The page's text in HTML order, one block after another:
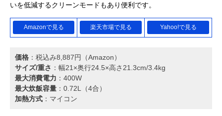
いを低減するクリーンモードもあり便利です。
Amazonで見る 楽天市場で見る Yahoo!で見る
価格 ：税込み8,887円（Amazon）
サイズ/重さ ：幅21×奥行24.5×高さ21.3cm/3.4kg
最大消費電力 ：400W
最大炊飯容量 ：0.72L（4合）
加熱方式 ：マイコン